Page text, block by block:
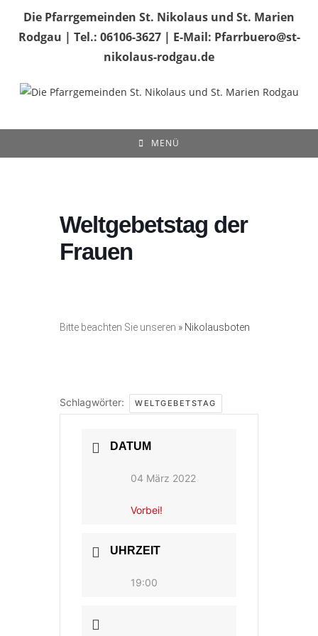
Inhalt
springen
Die Pfarrgemeinden St. Nikolaus und St. Marien
Rodgau | Tel.: 06106-3627 | E-Mail: Pfarrbuero@st-
nikolaus-rodgau.de
MENÜ
Weltgebetstag der
Frauen
Bitte beachten Sie unseren » Nikolausboten
Schlagwörter: WELTGEBETSTAG
DATUM
04 März 2022
Vorbei!
UHRZEIT
19:00